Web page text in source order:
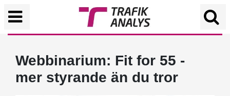
Webbinarium: Fit for 55 -
mer styrande än du tror